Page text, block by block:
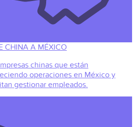
CHINA A MÉXICO
chinas que están
operaciones en México y
gestionar empleados.